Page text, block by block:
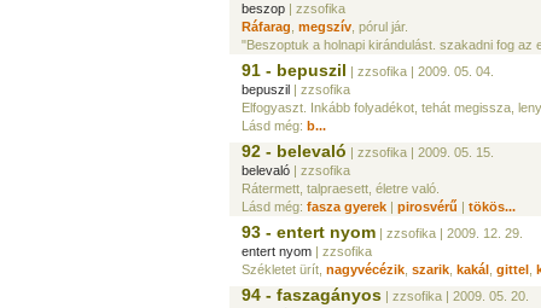
beszop | zzsofika
Ráfarag megszív , pórul jár.
"Beszoptuk a holnapi kirándulást. szakadni fog az
91 - bepuszil | zzsofika | 2009. 05. 04.
bepuszil | zzsofika
Elfogyaszt. Inkább folyadékot, tehát megissza,
Lásd még: b...
92 - belevaló | zzsofika | 2009. 05. 15.
belevaló | zzsofika
Rátermett, talpraesett, életre való.
Lásd még: fasza gyerek | pirosvérű | tökös...
93 - entert nyom | zzsofika | 2009. 12. 29.
entert nyom | zzsofika
Székletet ürít, nagyvécézik szarik kakál gittel
94 - faszagányos | zzsofika | 2009. 05. 20.